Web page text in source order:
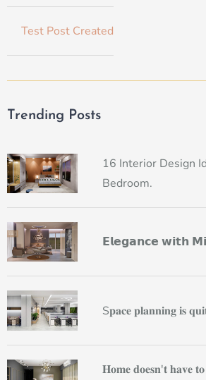
Test Post Created
Trending Posts
16 Interior Design
Bedroom.
𝗘𝗹𝗲𝗴𝗮𝗻𝗰𝗲 𝘄𝗶𝘁𝗵
S𝐩𝐚𝐜𝐞 𝐩𝐥𝐚𝐧𝐧𝐢𝐧𝐠 𝐢𝐬
𝐇𝐨𝐦𝐞 𝐝𝐨𝐞𝐬𝐧'𝐭 𝐡𝐚𝐯𝐞 𝐭𝐨